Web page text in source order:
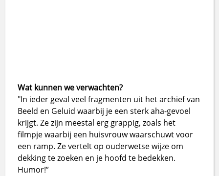
Wat kunnen we verwachten?
"In ieder geval veel fragmenten uit het archief van
Beeld en Geluid waarbij je een sterk aha-gevoel
krijgt. Ze zijn meestal erg grappig, zoals het
filmpje waarbij een huisvrouw waarschuwt voor
een ramp. Ze vertelt op ouderwetse wijze om
dekking te zoeken en je hoofd te bedekken.
Humor!”